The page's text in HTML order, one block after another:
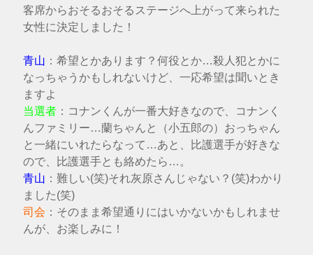
客席からおそるおそるステージへ上がって来られた
女性に決定しました！
青山 ：希望とかあります？何役とか…殺人犯とかに
なっちゃうかもしれないけど、一応希望は聞いとき
ますよ
当選者 ：コナンくんが一番大好きなので、コナンく
んファミリー…蘭ちゃんと（小五郎の）おっちゃん
と一緒にいれたらなって…あと、比護選手が好きな
ので、比護選手とも絡めたら…。
青山 ：難しい(笑)それ灰原さんじゃない？(笑)わかり
ました(笑)
司会 ：そのまま希望通りにはいかないかもしれませ
んが、お楽しみに！